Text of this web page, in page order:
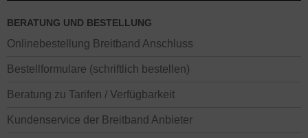
BERATUNG UND BESTELLUNG
Onlinebestellung Breitband Anschluss
Bestellformulare (schriftlich bestellen)
Beratung zu Tarifen / Verfügbarkeit
Kundenservice der Breitband Anbieter